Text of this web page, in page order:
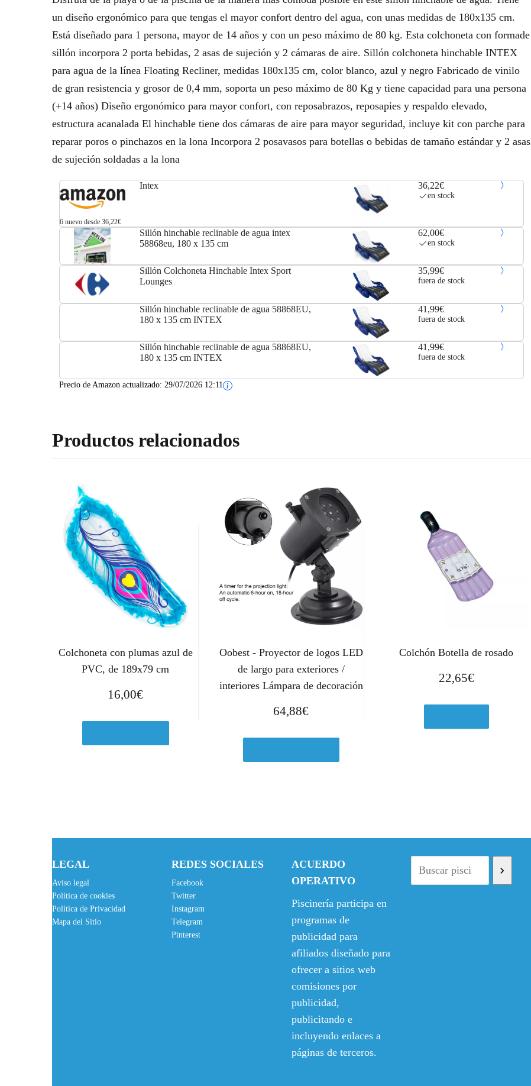
un diseño ergonómico para que tengas el mayor confort dentro del agua, con unas medidas de 180x135 cm.
Está diseñado para 1 persona, mayor de 14 años y con un peso máximo de 80 kg. Esta colchoneta con formade
sillón incorpora 2 porta bebidas, 2 asas de sujeción y 2 cámaras de aire. Sillón colchoneta hinchable INTEX
para agua de la línea Floating Recliner, medidas 180x135 cm, color blanco, azul y negro Fabricado de vinilo
de gran resistencia y grosor de 0,4 mm, soporta un peso máximo de 80 Kg y tiene capacidad para una persona
(+14 años) Diseño ergonómico para mayor confort, con reposabrazos, reposapies y respaldo elevado,
estructura acanalada El hinchable tiene dos cámaras de aire para mayor seguridad, incluye kit con parche para
reparar poros o pinchazos en la lona Incorpora 2 posavasos para botellas o bebidas de tamaño estándar y 2 asas
de sujeción soldadas a la lona
Intex 36,22€
en stock
6 nuevo desde 36,22€
Sillón hinchable reclinable de agua intex
58868eu, 180 x 135 cm
62,00€
en stock
Sillón Colchoneta Hinchable Intex Sport
Lounges
35,99€
fuera de stock
Sillón hinchable reclinable de agua 58868EU,
180 x 135 cm INTEX
41,99€
fuera de stock
Sillón hinchable reclinable de agua 58868EU,
180 x 135 cm INTEX
41,99€
fuera de stock
Precio de Amazon actualizado: 29/07/2026 12:11
Productos relacionados
Colchoneta con plumas azul de
PVC, de 189x79 cm
16,00€
Oobest - Proyector de logos LED
de largo para exteriores /
interiores Lámpara de decoración
64,88€
Colchón Botella de rosado
22,65€
LEGAL
Aviso legal
Política de cookies
Política de Privacidad
Mapa del Sitio
REDES SOCIALES
Facebook
Twitter
Instagram
Telegram
Pinterest
ACUERDO
OPERATIVO
Piscinería participa en
programas de
publicidad para
afiliados diseñado para
ofrecer a sitios web
comisiones por
publicidad,
publicitando e
incluyendo enlaces a
páginas de terceros.